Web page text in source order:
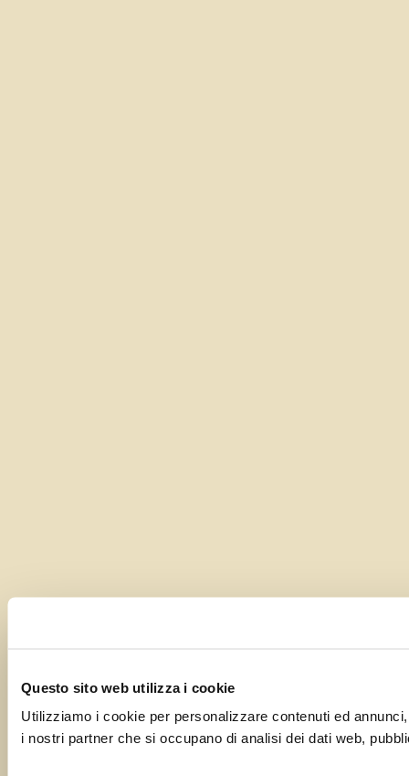
Questo sito web utilizza i cookie
Utilizziamo i cookie per personalizzare contenuti ed
i nostri partner che si occupano di analisi dei dati web,